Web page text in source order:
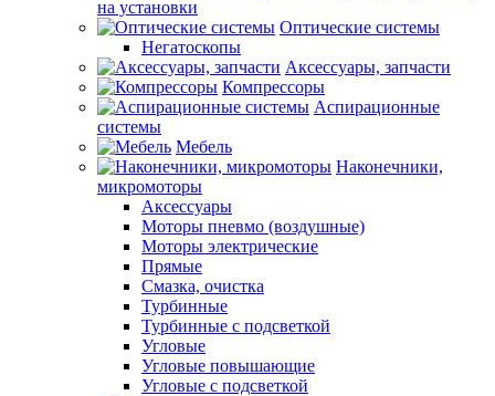
на установки
Оптические системы
Негатоскопы
Аксессуары, запчасти
Компрессоры
Аспирационные
системы
Мебель
Наконечники,
микромоторы
Аксессуары
Моторы пневмо (воздушные)
Моторы электрические
Прямые
Смазка, очистка
Турбинные
Турбинные с подсветкой
Угловые
Угловые повышающие
Угловые с подсветкой